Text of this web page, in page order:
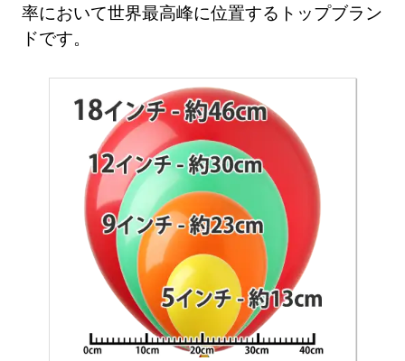
率において世界最高峰に位置するトップブラン
ドです。